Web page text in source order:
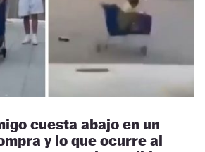
cuesta abajo en un
y lo que ocurre al